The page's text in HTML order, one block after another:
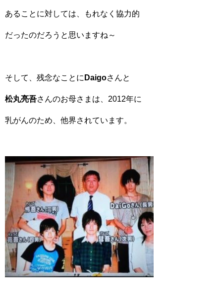
あることに対しては、もれなく協力的
だったのだろうと思いますね～
そして、残念なことに Daigoさんと
松丸亮吾さんのお母さまは、2012年に
乳がんのため、他界されています。